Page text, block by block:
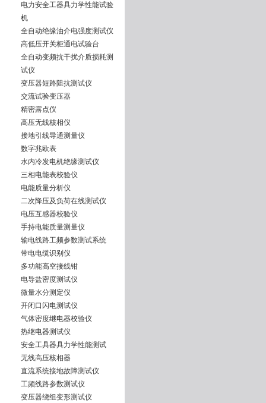
电力安全工器具力学性能试验
机
全自动绝缘油介电强度测试仪
高低压开关柜通电试验台
全自动变频抗干扰介质损耗测
试仪
变压器短路阻抗测试仪
交流试验变压器
精密露点仪
高压无线核相仪
接地引线导通测量仪
数字兆欧表
水内冷发电机绝缘测试仪
三相电能表校验仪
电能质量分析仪
二次降压及负荷在线测试仪
电压互感器校验仪
手持电能质量测量仪
输电线路工频参数测试系统
带电电缆识别仪
多功能高空接线钳
电导盐密度测试仪
微量水分测定仪
开闭口闪电测试仪
气体密度继电器校验仪
热继电器测试仪
安全工具器具力学性能测试
无线高压核相器
直流系统接地故障测试仪
工频线路参数测试仪
变压器绕组变形测试仪